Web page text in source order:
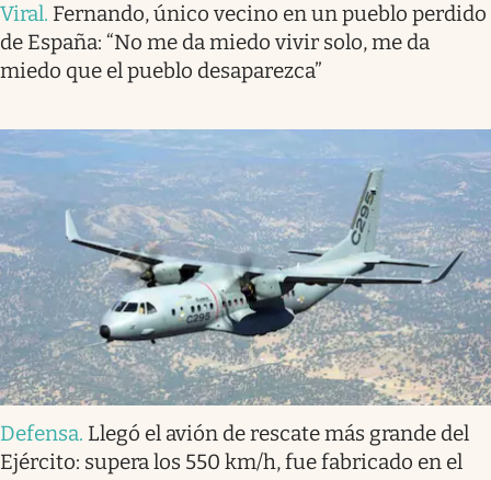
Viral. Fernando, único vecino en un pueblo perdido
de España: “No me da miedo vivir solo, me da
miedo que el pueblo desaparezca”
Defensa. Llegó el avión de rescate más grande del
Ejército: supera los 550 km/h, fue fabricado en el